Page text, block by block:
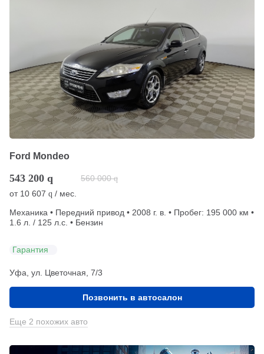
Ford Mondeo
543 200 q 560 000 q
от 10 607 q / мес.
Механика • Передний привод • 2008 г. в. • Пробег: 195 000 км •
1.6 л. / 125 л.с. • Бензин
Гарантия
Уфа, ул. Цветочная, 7/3
Позвонить в автосалон
Еще 2 похожих авто